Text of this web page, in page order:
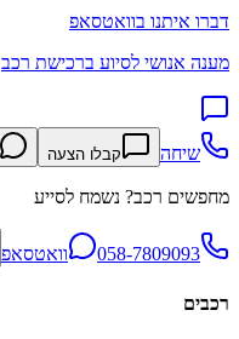
דברו איתנו בוואטסאפ
מענה אנושי לסיוע ברכישת רכב
שיחה קבלו הצעה
מחפשים רכב? נשמח לסייע
058-7809093 וואטסאפ
רכבים